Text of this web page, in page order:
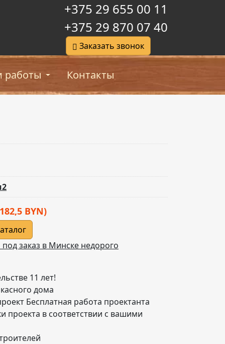
+375 29 655 00 11
+375 29 870 07 40
Заказать звонок
Контакты
BYN)
заказ в Минске недорого
11 лет!
дома
Бесплатная работа проектанта
проекта в соответствии с вашими